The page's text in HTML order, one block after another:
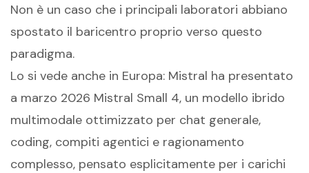
Non è un caso che i principali laboratori abbiano
spostato il baricentro proprio verso questo
paradigma.
Lo si vede anche in Europa: Mistral ha presentato
a marzo 2026 Mistral Small 4, un modello ibrido
multimodale ottimizzato per chat generale,
coding, compiti agentici e ragionamento
complesso, pensato esplicitamente per i carichi